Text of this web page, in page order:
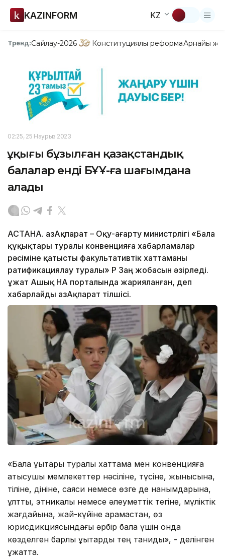
KAZINFORM KZ
Тренд:Сайлау-2026 Конституциялық реформаАрнайы
02:25, 25 Наурыз 2023
Құқығы бұзылған қазақстандық
балалар енді БҰҰ-ға шағымдана
алады
АСТАНА. ҚазАқпарат – Оқу-ағарту министрлігі «Бала
құқықтары туралы конвенцияға хабарламалар
рәсіміне қатысты факультативтік хаттаманы
ратификациялау туралы» ҚР Заң жобасын әзірледі.
Құжат Ашық НҚА порталында жарияланған, деп
хабарлайды ҚазАқпарат тілшісі.
«Бала құқықтары туралы хаттама мен конвенцияға
қатысушы мемлекеттер нәсіліне, түсіне, жынысына,
тіліне, дініне, саяси немесе өзге де нанымдарына,
ұлттық, этникалық немесе әлеуметтік тегіне, мүліктік
жағдайына, жай-күйіне қарамастан, өз
юрисдикциясындағы әрбір бала үшін онда
көзделген барлық құқықтарды тең таниды», - делінген
құжатта.